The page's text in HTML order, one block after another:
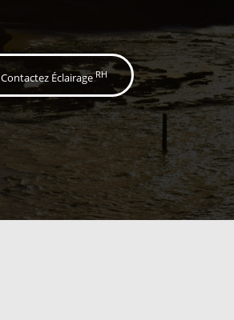
Contactez ÉclairageRH